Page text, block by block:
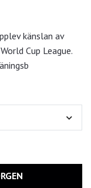
känslan av
Cup League.